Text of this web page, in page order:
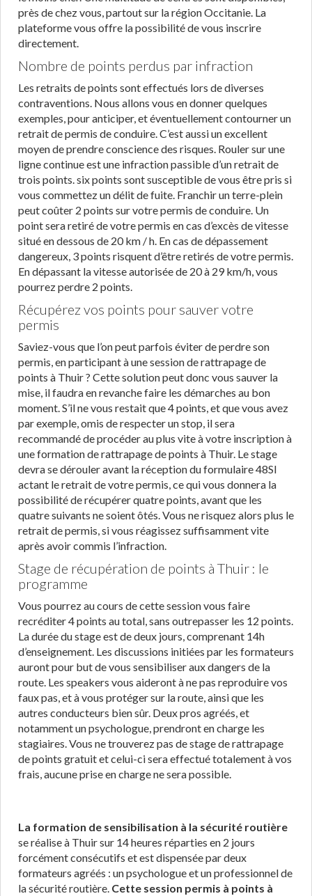
près de chez vous, partout sur la région Occitanie. La
plateforme vous offre la possibilité de vous inscrire
directement.
Nombre de points perdus par infraction
Les retraits de points sont effectués lors de diverses
contraventions. Nous allons vous en donner quelques
exemples, pour anticiper, et éventuellement contourner un
retrait de permis de conduire. C’est aussi un excellent
moyen de prendre conscience des risques. Rouler sur une
ligne continue est une infraction passible d’un retrait de
trois points. six points sont susceptible de vous être pris si
vous commettez un délit de fuite. Franchir un terre-plein
peut coûter 2 points sur votre permis de conduire. Un
point sera retiré de votre permis en cas d’excès de vitesse
situé en dessous de 20 km / h. En cas de dépassement
dangereux, 3 points risquent d’être retirés de votre permis.
En dépassant la vitesse autorisée de 20 à 29 km/h, vous
pourrez perdre 2 points.
Récupérez vos points pour sauver votre
permis
Saviez-vous que l’on peut parfois éviter de perdre son
permis, en participant à une session de rattrapage de
points à Thuir ? Cette solution peut donc vous sauver la
mise, il faudra en revanche faire les démarches au bon
moment. S’il ne vous restait que 4 points, et que vous avez
par exemple, omis de respecter un stop, il sera
recommandé de procéder au plus vite à votre inscription à
une formation de rattrapage de points à Thuir. Le stage
devra se dérouler avant la réception du formulaire 48SI
actant le retrait de votre permis, ce qui vous donnera la
possibilité de récupérer quatre points, avant que les
quatre suivants ne soient ôtés. Vous ne risquez alors plus le
retrait de permis, si vous réagissez suffisamment vite
après avoir commis l’infraction.
Stage de récupération de points à Thuir : le
programme
Vous pourrez au cours de cette session vous faire
recréditer 4 points au total, sans outrepasser les 12 points.
La durée du stage est de deux jours, comprenant 14h
d’enseignement. Les discussions initiées par les formateurs
auront pour but de vous sensibiliser aux dangers de la
route. Les speakers vous aideront à ne pas reproduire vos
faux pas, et à vous protéger sur la route, ainsi que les
autres conducteurs bien sûr. Deux pros agréés, et
notamment un psychologue, prendront en charge les
stagiaires. Vous ne trouverez pas de stage de rattrapage
de points gratuit et celui-ci sera effectué totalement à vos
frais, aucune prise en charge ne sera possible.
La formation de sensibilisation à la sécurité routière
se réalise à Thuir sur 14 heures réparties en 2 jours
forcément consécutifs et est dispensée par deux
formateurs agréés : un psychologue et un professionnel de
la sécurité routière. Cette session permis à points à